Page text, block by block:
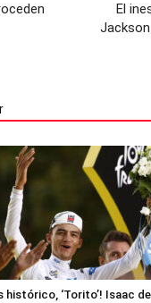
El
histórico, ‘Torito’! Isaac del